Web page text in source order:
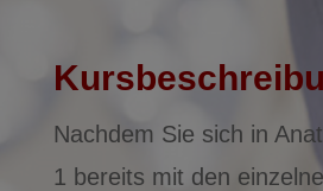
Nachdem Sie sich in
1 bereits mit den